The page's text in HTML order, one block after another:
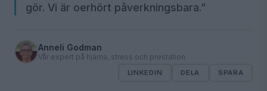
gör. Vi är oerhört påverkningsbara.”
Anneli Godman
Vår expert på hjärna, stress och prestation
LINKEDIN DELA SPARA